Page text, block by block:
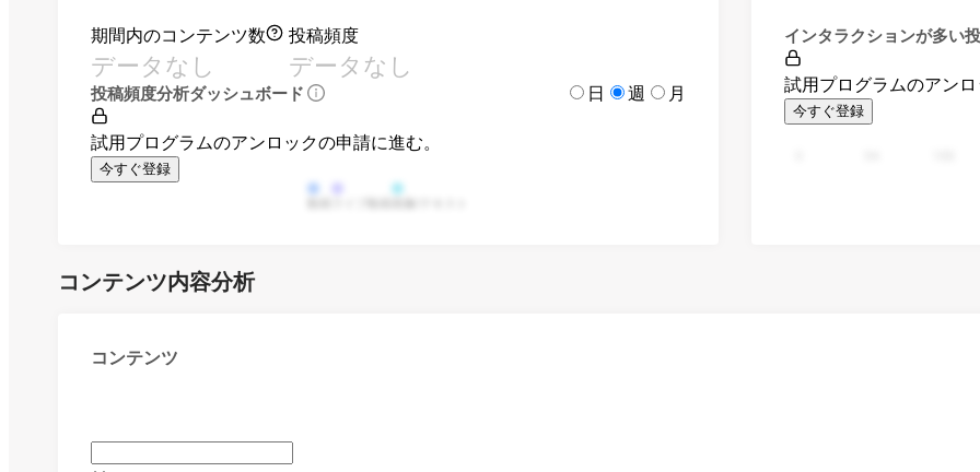
期間内のコンテンツ数
データなし
投稿頻度
データなし
投稿頻度分析ダッシュボード 日 週 月
試用プログラムのアンロックの申請に進む。
今すぐ登録
インタラクションが多い
試用プログラムのアンロ
今すぐ登録
コンテンツ内容分析
コンテンツ